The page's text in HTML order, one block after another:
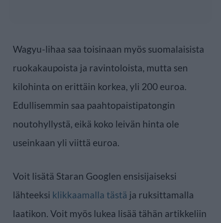
Wagyu-lihaa saa toisinaan myös suomalaisista
ruokakaupoista ja ravintoloista, mutta sen
kilohinta on erittäin korkea, yli 200 euroa.
Edullisemmin saa paahtopaistipatongin
noutohyllystä, eikä koko leivän hinta ole
useinkaan yli viittä euroa.
Voit lisätä Staran Googlen ensisijaiseksi
lähteeksi klikkaamalla tästä ja ruksittamalla
laatikon. Voit myös lukea lisää tähän artikkeliin